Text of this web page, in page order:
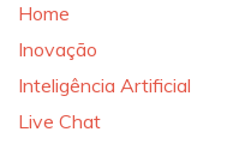
Home
Inovação
Inteligência Artificial
Live Chat